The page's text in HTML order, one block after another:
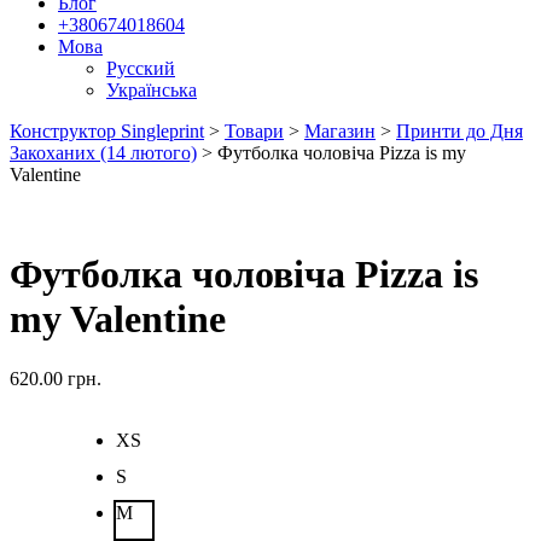
+380674018604
Мова
Русский
Українська
Конструктор Singleprint > Товари > Магазин > Принти до Дня
Закоханих (14 лютого) > Футболка чоловіча Pizza is my
Valentine
Футболка чоловіча Pizza is
my Valentine
620.00 грн.
XS
S
M